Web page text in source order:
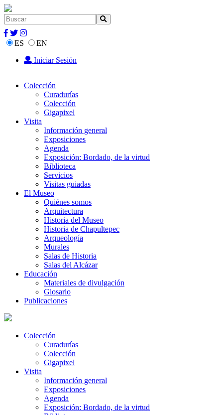
ES
EN
Iniciar Sesión
Colección
Curadurías
Colección
Gigapixel
Visita
Información general
Exposiciones
Agenda
Exposición: Bordado, de la virtud
Biblioteca
Servicios
Visitas guiadas
El Museo
Quiénes somos
Arquitectura
Historia del Museo
Historia de Chapultepec
Arqueología
Murales
Salas de Historia
Salas del Alcázar
Educación
Materiales de divulgación
Glosario
Publicaciones
Colección
Curadurías
Colección
Gigapixel
Visita
Información general
Exposiciones
Agenda
Exposición: Bordado, de la virtud